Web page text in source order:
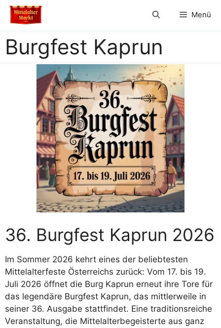
Zum
Inhalt
Menü
Burgfest Kaprun
36. Burgfest Kaprun 2026
Im Sommer 2026 kehrt eines der beliebtesten
Mittelalterfeste Österreichs zurück: Vom 17. bis 19.
Juli 2026 öffnet die Burg Kaprun erneut ihre Tore für
das legendäre Burgfest Kaprun, das mittlerweile in
seiner 36. Ausgabe stattfindet. Eine traditionsreiche
Veranstaltung, die Mittelalterbegeisterte aus ganz